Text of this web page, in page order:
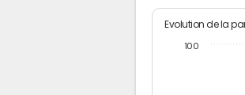
Evolution de la
100